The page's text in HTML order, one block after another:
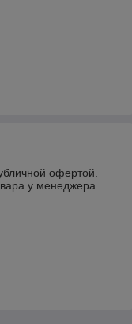
офертой.
у менеджера